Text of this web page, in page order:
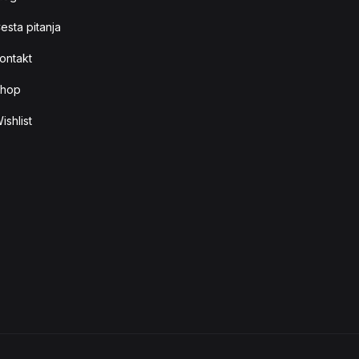
pitanja